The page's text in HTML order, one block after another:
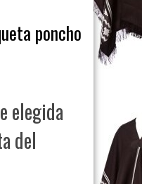
poncho
elegida
del